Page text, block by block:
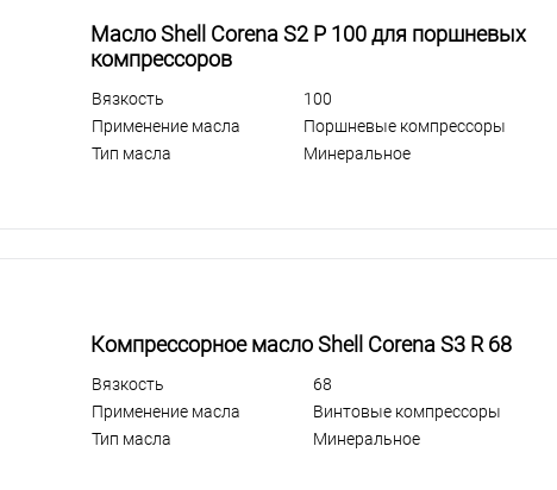
Масло Shell Corena S2 P 100 для поршневых
компрессоров
Вязкость
100
Применение масла
Поршневые компрессоры
Тип масла
Минеральное
Компрессорное масло Shell Corena S3 R 68
Вязкость
68
Применение масла
Винтовые компрессоры
Тип масла
Минеральное